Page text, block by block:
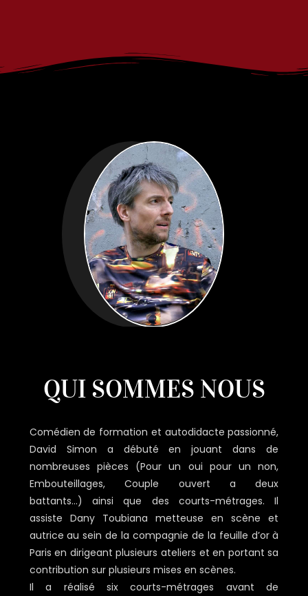
QUI SOMMES NOUS
Comédien de formation et autodidacte passionné,
David Simon a débuté en jouant dans de
nombreuses pièces (Pour un oui pour un non,
Embouteillages, Couple ouvert a deux
battants…) ainsi que des courts-métrages. Il
assiste Dany Toubiana metteuse en scène et
autrice au sein de la compagnie de la feuille d’or à
Paris en dirigeant plusieurs ateliers et en portant sa
contribution sur plusieurs mises en scènes.
Il a réalisé six courts-métrages avant de